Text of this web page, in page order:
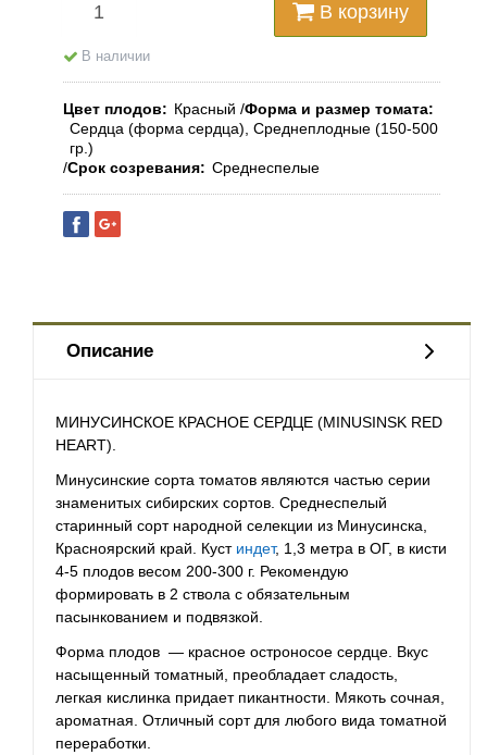
В корзину
В наличии
Цвет плодов Красный Форма и размер томата
Сердца (форма сердца), Среднеплодные (150-500
гр.)
Срок созревания
Среднеспелые
Описание
МИНУСИНСКОЕ КРАСНОЕ СЕРДЦЕ (MINUSINSK RED
HEART).
Минусинские сорта томатов являются частью серии
знаменитых сибирских сортов. Среднеспелый
старинный сорт народной селекции из Минусинска,
Красноярский край. Куст индет, 1,3 метра в ОГ, в кисти
4-5 плодов весом 200-300 г. Рекомендую
формировать в 2 ствола с обязательным
пасынкованием и подвязкой.
Форма плодов — красное остроносое сердце. Вкус
насыщенный томатный, преобладает сладость,
легкая кислинка придает пикантности. Мякоть сочная,
ароматная. Отличный сорт для любого вида томатной
переработки.